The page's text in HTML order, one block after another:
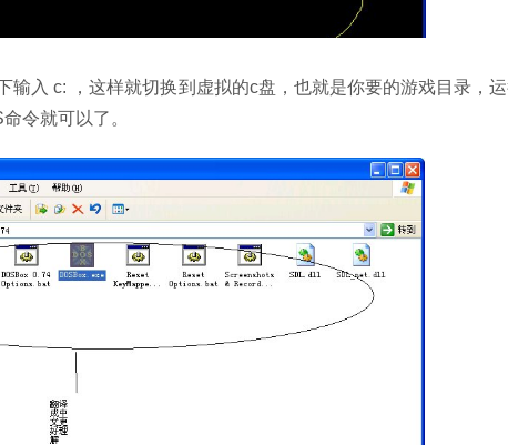
入 c: ，这样就切换到虚拟的c盘，也就是你要的游戏目录，
令就可以了。